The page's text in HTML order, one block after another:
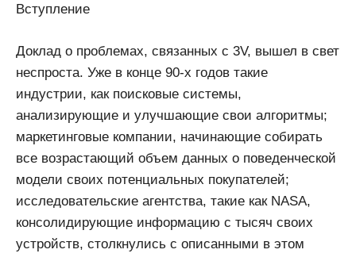
Вступление
Доклад о проблемах, связанных с 3V, вышел в свет
неспроста. Уже в конце 90-х годов такие
индустрии, как поисковые системы,
анализирующие и улучшающие свои алгоритмы;
маркетинговые компании, начинающие собирать
все возрастающий объем данных о поведенческой
модели своих потенциальных покупателей;
исследовательские агентства, такие как NASA,
консолидирующие информацию с тысяч своих
устройств, столкнулись с описанными в этом